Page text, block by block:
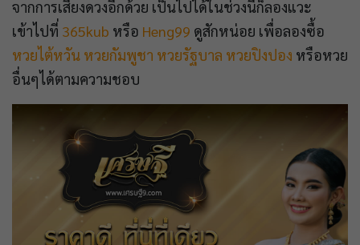
จากการเสี่ยงดวงอีกด้วย เป็นไปได้ในช่วงนี้ก็ลองแวะ
เข้าไปที่ 365kub หรือ Heng99 ดูสักหน่อย เพื่อลองซื้อ
หวยไต้หวัน หวยกัมพูชา หวยรัฐบาล หวยปิงปอง หรือหวย
อื่นๆได้ตามความชอบ